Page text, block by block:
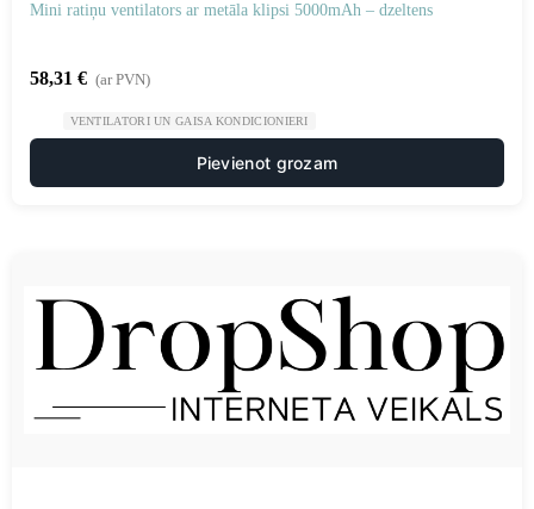
Mini ratiņu ventilators ar metāla klipsi 5000mAh – dzeltens
58,31 € (ar PVN)
VENTILATORI UN GAISA KONDICIONIERI
Pievienot grozam